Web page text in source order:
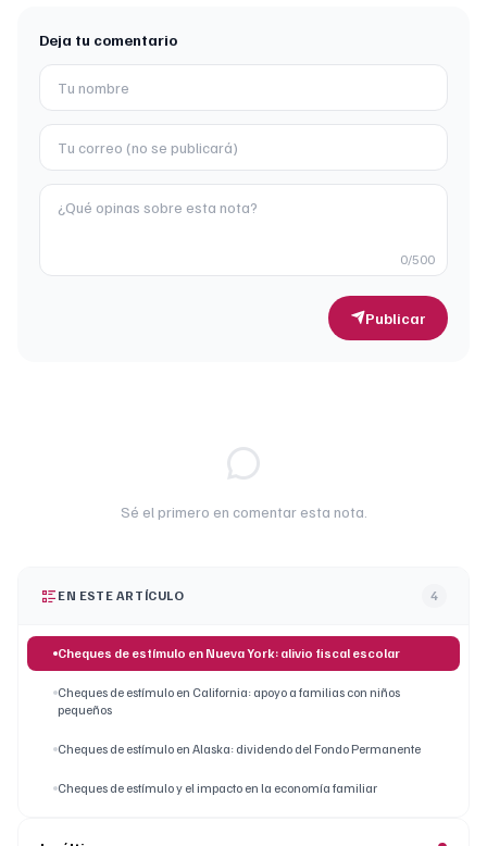
Deja tu comentario
0/500
Publicar
Sé el primero en comentar esta nota.
EN ESTE ARTÍCULO 4
Cheques de estímulo en Nueva York: alivio fiscal escolar
Cheques de estímulo en California: apoyo a familias con niños
pequeños
Cheques de estímulo en Alaska: dividendo del Fondo Permanente
Cheques de estímulo y el impacto en la economía familiar